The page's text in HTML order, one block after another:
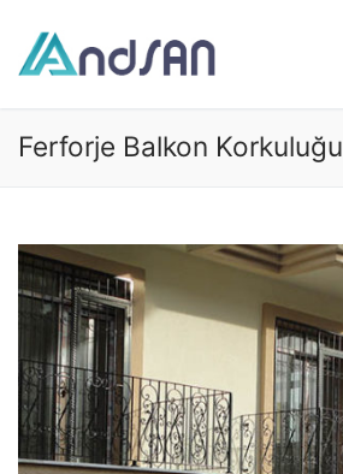
atla
Ferforje Balkon Korkuluğu